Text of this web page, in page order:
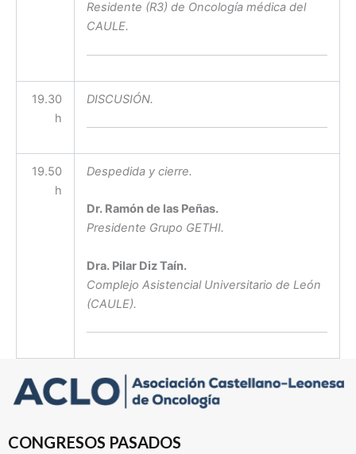
Residente (R3) de Oncología médica del
CAULE.
19.30
h
DISCUSIÓN.
19.50
h
Despedida y cierre.
Dr. Ramón de las Peñas.
Presidente Grupo GETHI.
Dra. Pilar Diz Taín.
Complejo Asistencial Universitario de León
(CAULE).
CONGRESOS PASADOS